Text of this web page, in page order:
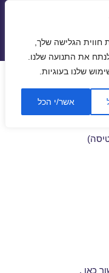
חווית הגלישה שלך,
את התנועה שלנו.
שלנו בעוגיות.
אשר/י הכל
תפריטים
ווידג'טים
באוגוסט
כאן .